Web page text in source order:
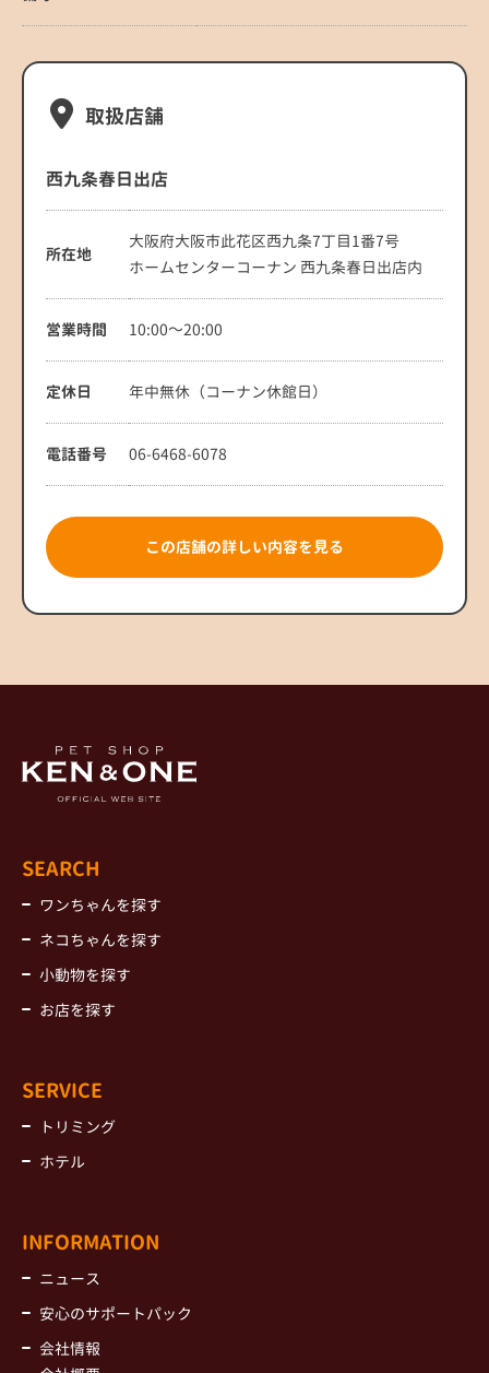
取扱店舗
西九条春日出店
所在地
大阪府大阪市此花区西九条7丁目1番7号
ホームセンターコーナン 西九条春日出店内
営業時間 10:00～20:00
定休日 年中無休（コーナン休館日）
電話番号 06-6468-6078
この店舗の詳しい内容を見る
SEARCH
ワンちゃんを探す
ネコちゃんを探す
小動物を探す
お店を探す
SERVICE
トリミング
ホテル
INFORMATION
ニュース
安心のサポートパック
会社情報